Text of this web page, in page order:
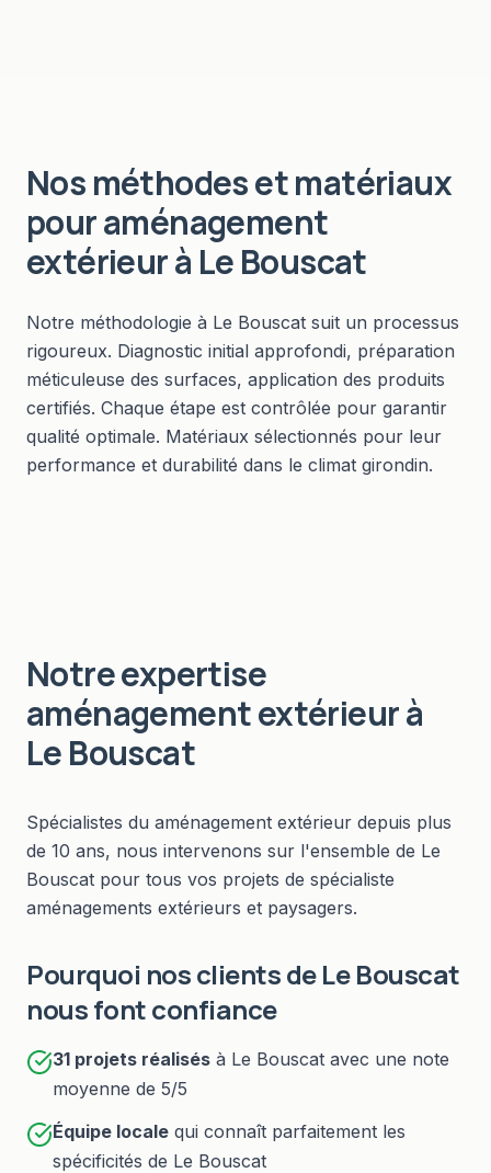
Nos méthodes et matériaux
pouraménagement
extérieurà Le Bouscat
Notre méthodologie à Le Bouscat suit un processus
rigoureux. Diagnostic initial approfondi, préparation
méticuleuse des surfaces, application des produits
certifiés. Chaque étape est contrôlée pour garantir
qualité optimale. Matériaux sélectionnés pour leur
performance et durabilité dans le climat girondin.
Notre expertise
aménagement extérieurà
Le Bouscat
Spécialistes du aménagement extérieur depuis plus
de 10 ans, nous intervenons sur l'ensemble de Le
Bouscat pour tous vos projets de spécialiste
aménagements extérieurs et paysagers.
Pourquoi nos clients deLe Bouscat
nous font confiance
31 projets réalisés à Le Bouscat avec une note
moyenne de 5/5
Équipe locale qui connaît parfaitement les
spécificités de Le Bouscat